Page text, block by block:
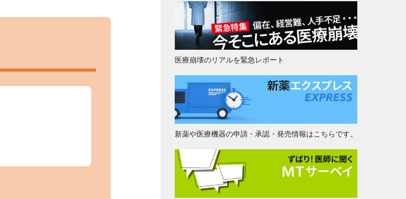
医療崩壊のリアルを緊急レポート
新薬や医療機器の申請・承認・発売情報はこちらです。